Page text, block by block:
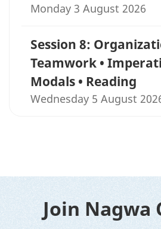
Monday 3 August 2026
Session 8:
Teamwork •
Modals • Reading
Wednesday 5 August
Join Nagwa